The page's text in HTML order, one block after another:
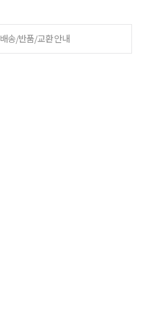
배송/반품/교환 안내